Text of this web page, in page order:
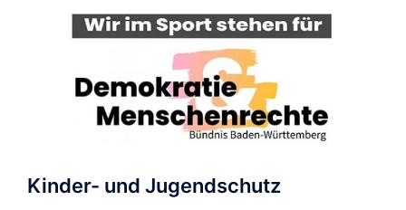
Kinder- und Jugendschutz